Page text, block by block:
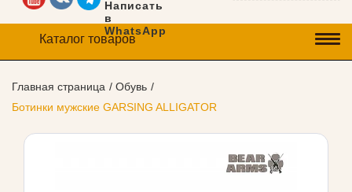
Каталог товаров
Главная страница
Обувь
Ботинки мужские GARSING ALLIGATOR